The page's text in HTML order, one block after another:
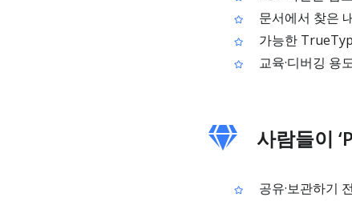
문서에서 찾은
가능한
교육·디버깅 용
사람들이
공유·보관하기